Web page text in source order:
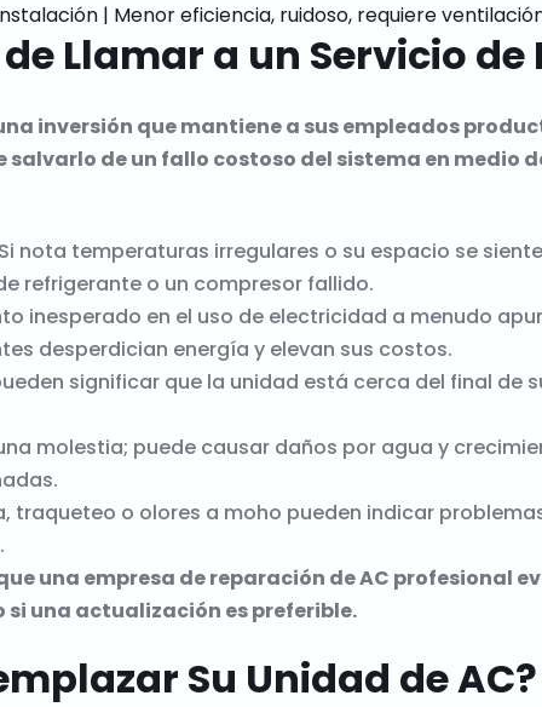
Llamar a un Servicio
inversión que mantiene a sus empleados
de un fallo costoso del sistema en medio
nota temperaturas irregulares o su espacio se
refrigerante o un compresor fallido.
inesperado en el uso de electricidad a menudo
desperdician energía y elevan sus costos.
significar que la unidad está cerca del final de
molestia; puede causar daños por agua y
traqueteo o olores a moho pueden indicar
una empresa de reparación de AC profesional
una actualización es preferible.
Su Unidad de AC?